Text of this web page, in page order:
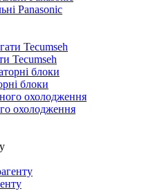
Panasonic
Tecumseh
блоки
охолодження